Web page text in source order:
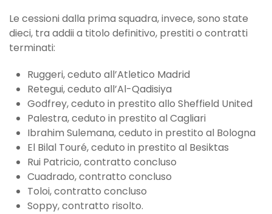
Le cessioni dalla prima squadra, invece, sono state
dieci, tra addii a titolo definitivo, prestiti o contratti
terminati:
Ruggeri, ceduto all’Atletico Madrid
Retegui, ceduto all’Al-Qadisiya
Godfrey, ceduto in prestito allo Sheffield United
Palestra, ceduto in prestito al Cagliari
Ibrahim Sulemana, ceduto in prestito al Bologna
El Bilal Touré, ceduto in prestito al Besiktas
Rui Patricio, contratto concluso
Cuadrado, contratto concluso
Toloi, contratto concluso
Soppy, contratto risolto.